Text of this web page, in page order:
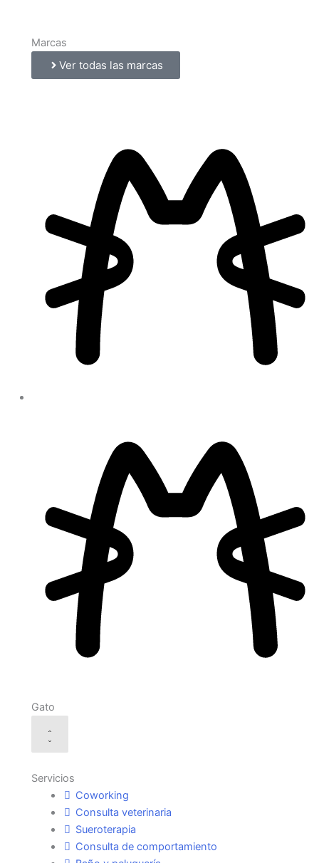
Marcas
Ver todas las marcas
Gato
Servicios
Coworking
Consulta veterinaria
Sueroterapia
Consulta de comportamiento